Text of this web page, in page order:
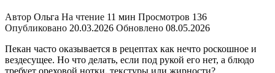
Автор Ольга На чтение 11 мин Просмотров 136
Опубликовано 20.03.2026 Обновлено 08.05.2026
Пекан часто оказывается в рецептах как нечто роскошное и
вездесущее. Но что делать, если под рукой его нет, а блюдо